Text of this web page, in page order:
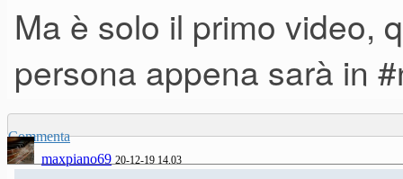
Ma è solo il primo video,
persona appena sarà in
Commenta
maxpiano69 20-12-19 14.03